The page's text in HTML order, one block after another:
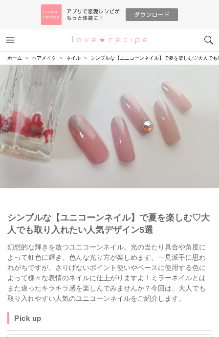
恋愛レシピ
ホーム ヘアメイク ネイル シンプルな【ユニコーンネイル】で夏を楽しむ♡大人で
シンプルな【ユニコーンネイル】で夏を楽しむ♡大
人でも取り入れたい人気デザイン5選
幻想的な輝きを放つユニコーンネイル。光の当たり具合や角度に
よって虹色に輝き、色んな光り方が楽しめます。一見派手に思わ
れがちですが、さりげないポイント使いやベースに使用する色に
よって様々な表情のネイルに仕上がりますよ！ミラーネイルとは
また違ったキラキラ感を楽しんでみませんか？今回は、大人でも
取り入れやすい人気のユニコーンネイルをご紹介します。
Pick up